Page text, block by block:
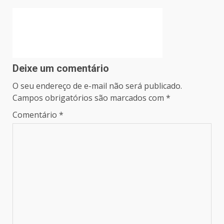
Deixe um comentário
O seu endereço de e-mail não será publicado.
Campos obrigatórios são marcados com *
Comentário *